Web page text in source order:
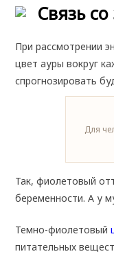
Связь
При рассмотрении
цвет ауры вокруг
спрогнозировать
Для
Так, фиолетовый
беременности. А у
Темно-фиолетовый
питательных